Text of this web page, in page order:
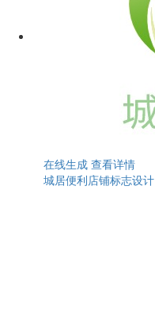
在线生成 查看详情
城居便利店铺标志设计